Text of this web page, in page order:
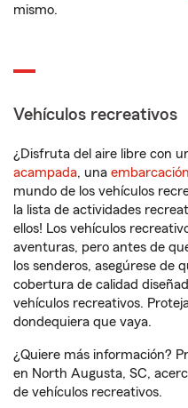
mismo.
Vehículos recreativos
¿Disfruta del aire libre con
acampada, una embarcación
mundo de los vehículos
la lista de actividades
ellos! Los vehículos
aventuras, pero antes de
los senderos, asegúrese de
cobertura de calidad
vehículos recreativos.
dondequiera que vaya.
¿Quiere más información?
en North Augusta, SC,
de vehículos recreativos.